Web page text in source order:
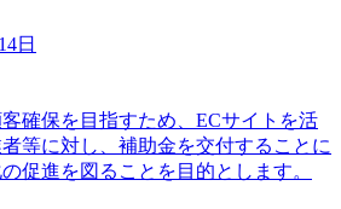
日
確保を目指すため、ECサイトを活
等に対し、補助金を交付することに
促進を図ることを目的とします。